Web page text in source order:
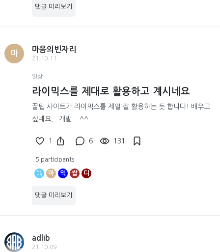
댓글 미리보기
마
마음의빈자리
21.10.11
일상
라이믹스를 제대로 활용하고 계시네요
꿀팁 사이트가 라이믹스를 제일 잘 활용하는 듯 합니다! 배우고
싶네요,.. 개발... ^^
1 6 131
5 participants
마 믹 쌉 디
댓글 미리보기
adlib
21.10.09